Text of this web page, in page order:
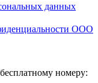
данных
ООО
номеру: